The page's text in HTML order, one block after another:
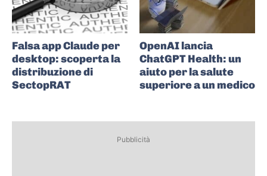
Falsa app Claude per
desktop: scoperta la
distribuzione di
SectopRAT
OpenAI lancia
ChatGPT Health: un
aiuto per la salute
superiore a un medico
Pubblicità